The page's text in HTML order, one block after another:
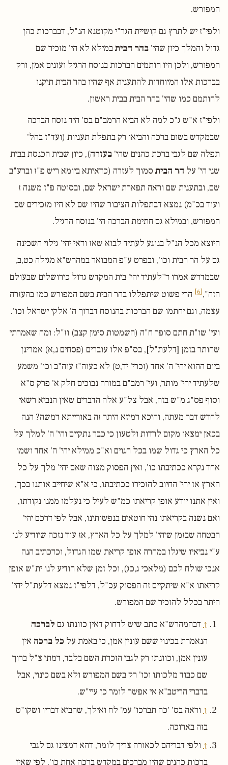
המפורש.
ולפי"ז יש לתרץ גם קושיית הגר"י מקוטנא הנ"ל, דבברכות כהן
גדול והמלך כיון שהי' בהר הביתבמילא לא הי' מזכיר שם
המפורש, ולכן היו חותמים הברכות בנוסח הרגיל ועונים אמן, ורק
בברכות אלו המיוחדות להתענית אף שהיו בהר הבית תיקנו
לחותמם כמו שהי' בהר הבית בבית ראשון.
ולפי"ז א"ש ג"כ למה לא הביא הרמב"ם בס' היד נוסח הברכה
שבמקדש בשום ברכה והביאו רק בתפלת תעניות (ועד"ז בהל'
תפלה שם לגבי ברכת כהנים שהי' בעזרה), כיון שבית הכנסת בבית
שני הי' על הר הבית סמוך לעזרה (כדאיתא ביומא ריש פ"ז וברע"ב
שם, ובתענית שם וראה תפארת ישראל שם, ובסוטה פ"ז משנה ז
ועוד בכ"מ) נמצא דבתפלות הציבור שהיו שם לא היו מזכירים שם
המפורש, ובמילא גם חתימת הברכה הי' בנוסח הרגיל.
היוצא מכל הנ"ל בנוגע לעתיד לבוא שאז ודאי יהי' גילוי השכינה
גם על הר הבית וכו', ובפרט ע"פ המבואר במהרש"א מגילה כט,ב,
שבמדרש אמרו ד"לעתיד יהי' בית המקדש גדול כירושלים שבעולם
הזה",[6]
הרי פשוט שיתפללו בהר הבית בשם המפורש כמו בהעזרה
עצמה, וגם יחתמו שם הברכות בהנוסח דברוך ה' אלקי ישראל וכו'.
ועי' שו"ת חתם סופר ח"ה (השמטות סימן קצב) וז"ל: ומה שאמרתי
שהותר בזמן [דלעת"ל], בס"פ אלו עוברים (פסחים נ,א) אמרינן
ביום ההוא יהי' ה' אחד (זכרי' יד,ט) לא כעוה"ז עוה"ב וכו' משמע
שלעתיד יהי' מותר, ועי' רמב"ם במורה נבוכים חלק א' פרק ס"א
וסוף פס"ג מ"ש בזה, אבל צל"ע אלה הדברים שאין הנביא רשאי
לחדש דבר מעתה, והיכא רמיזא היתר זה באורייתא דמשה? הנה
בכאן ימצאו מקום לרדות ולטעון כי כבר נתקיים והי' ה' למלך על
כל הארץ כי גדול שמו בכל הגוים וא"כ ממילא יהי' ה' אחד ושמו
אחד נקרא ככתיבתו כו', ואין הפסוק מצוה שאם יהי' מלך על כל
הארץ אז יהי' החיוב להזכירו ככתיבתו, כי א"א שיחייב אותנו בכך,
ואין אתנו יודע אופן קריאתו כמ"ש לעיל כי נעלמו ממנו נקודתו,
ואם נשנה בקריאתו נהי חוטאים בנפשותינו, אבל לפי דרכם יהי'
הבטחה שבזמן שיהי' למלך על כל הארץ, אז עוד נזכה שיודיע לנו
ע"י נביאיו שיגלו במהרה אופן קריאת שמו הגדול, וכדכתיב הנה
אנכי שולח לכם (מלאכי ג,כג), וכל זמן שלא הודיע לנו ית"ש אופן
קריאתו א"א שיתקיים זה הפסוק עכ"ל, דלפי"ז נמצא דלעת"ל יהי'
היתר בכלל להזכיר שם המפורש.
↑ דבהמהרש"א כתב שיש לדחוק דאין כוונתו גם לברכה
הנאמרת בכינוי ששם עונין אמן, כי באמת על כל ברכה אין
עונין אמן, וכוונתו רק לגבי הזכרת השם בלבד, דמתי צ"ל ברוך
שם כבוד מלכותו וכו' רק בשם המפורש ולא בשם כינוי, אבל
בדברי הריטב"א אי אפשר לומר כן עיי"ש.
↑ וראה בס' 'כה תברכו' עמ' לח ואילך, שהביא דבריו ושקו"ט
בזה בארוכה.
↑ ולפי דבריהם לכאורה צריך לומר, דהא דמצינו גם לגבי
ברכות כהנים שהיו מברכים במקדש ברכה אחת כו'. לפי שאין